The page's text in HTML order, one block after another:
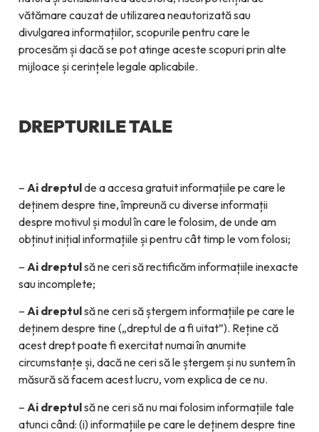
vătămare cauzat de utilizarea neautorizată sau
divulgarea informațiilor, scopurile pentru care le
procesăm și dacă se pot atinge aceste scopuri prin alte
mijloace și cerințele legale aplicabile.
DREPTURILE TALE
– Ai dreptulde a accesa gratuit informațiile pe care le
deținem despre tine, împreună cu diverse informații
despre motivul și modul în care le folosim, de unde am
obținut inițial informațiile și pentru cât timp le vom folosi;
– Ai dreptulsă ne ceri să rectificăm informațiile inexacte
sau incomplete;
– Ai dreptulsă ne ceri să ștergem informațiile pe care le
deținem despre tine („dreptul de a fi uitat”). Reține că
acest drept poate fi exercitat numai în anumite
circumstanțe și, dacă ne ceri să le ștergem și nu suntem în
măsură să facem acest lucru, vom explica de ce nu.
– Ai dreptulsă ne ceri să nu mai folosim informațiile tale
atunci când: (i) informațiile pe care le deținem despre tine